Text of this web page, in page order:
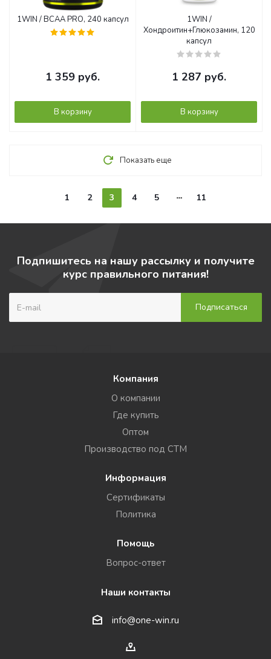
1WIN / ВСАА PRO, 240 капсул
1 359 руб.
В корзину
1WIN /
Хондроитин+Глюкозамин, 120
капсул
1 287 руб.
В корзину
Показать еще
1 2 3 4 5 11
Подпишитесь на нашу рассылку и получите
курс правильного питания!
Компания
О компании
Где купить
Оптом
Производство под СТМ
Информация
Сертификаты
Политика
Помощь
Вопрос-ответ
Наши контакты
info@one-win.ru